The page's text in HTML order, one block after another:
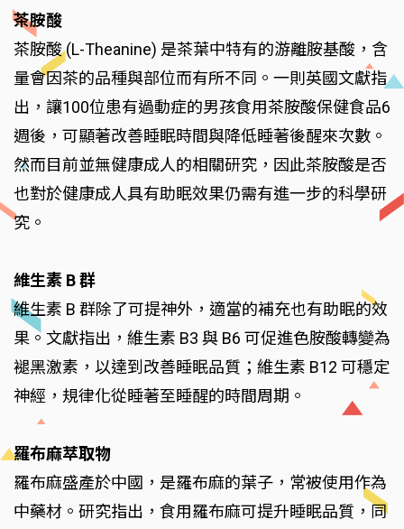
茶胺酸
茶胺酸 (L-Theanine) 是茶葉中特有的游離胺基酸，含
量會因茶的品種與部位而有所不同。一則英國文獻指
出，讓100位患有過動症的男孩食用茶胺酸保健食品6
週後，可顯著改善睡眠時間與降低睡著後醒來次數。
然而目前並無健康成人的相關研究，因此茶胺酸是否
也對於健康成人具有助眠效果仍需有進一步的科學研
究。
維生素 B 群
維生素 B 群除了可提神外，適當的補充也有助眠的效
果。文獻指出，維生素 B3 與 B6 可促進色胺酸轉變為
褪黑激素，以達到改善睡眠品質；維生素 B12 可穩定
神經，規律化從睡著至睡醒的時間周期。
羅布麻萃取物
羅布麻盛產於中國，是羅布麻的葉子，常被使用作為
中藥材。研究指出，食用羅布麻可提升睡眠品質，同